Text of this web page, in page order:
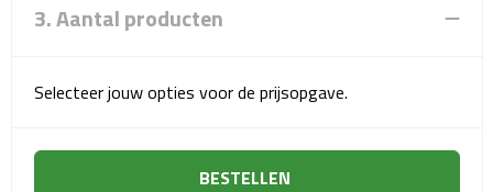
Reiskussens
Reisstekkers
3. Aantal producten
Selecteer jouw opties voor de prijsopgave.
BESTELLEN